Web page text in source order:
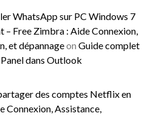
WhatsApp sur PC Windows 7
Free Zimbra : Aide Connexion,
et dépannageon Guide complet
dans Outlook
des comptes Netflix en
Connexion, Assistance,